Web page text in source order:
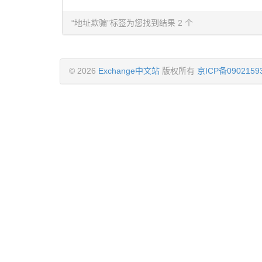
“地址欺骗”标签为您找到结果 2 个
© 2026 Exchange中文站 版权所有 京ICP备